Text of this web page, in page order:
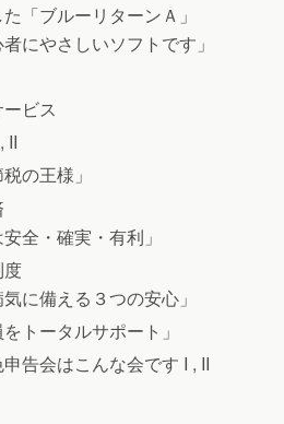
「ブルーリターンＡ」
にやさしいソフトです」
ビス
II
の王様」
全・確実・有利」
度
に備える３つの安心」
トータルサポート」
申告会はこんな会です I , II